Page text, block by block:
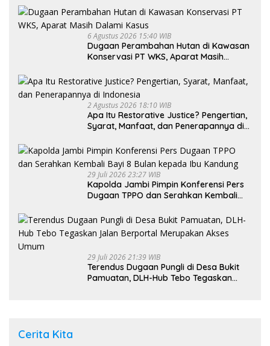
6 Agustus 2026 15:40 WIB
Dugaan Perambahan Hutan di Kawasan
Konservasi PT WKS, Aparat Masih
2 Agustus 2026 18:10 WIB
Apa Itu Restorative Justice? Pengertian,
Syarat, Manfaat, dan Penerapannya di
29 Juli 2026 23:27 WIB
Kapolda Jambi Pimpin Konferensi Pers
Dugaan TPPO dan Serahkan Kembali
29 Juli 2026 21:39 WIB
Terendus Dugaan Pungli di Desa Bukit
Pamuatan, DLH-Hub Tebo Tegaskan
Cerita Kita